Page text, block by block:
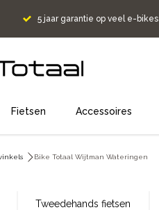
5 jaar garantie op veel e-bikes
Fietsen Accessoires
Bike Totaal Wijtman Wateringen
Tweedehands fietsen